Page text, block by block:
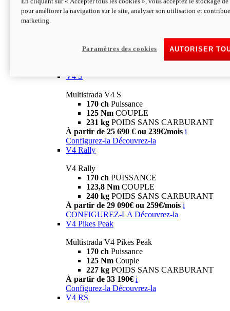
V4
229 KgPOIDS SANS CARBURANT
V4 S
Multistrada V4 S
170 ch Puissance
125 Nm COUPLE
231 kg POIDS SANS CARBURANT
À partir de 25 690 € ou 239€/mois i
Configurez-la Découvrez-la
V4 Rally
V4 Rally
170 ch PUISSANCE
123,8 Nm COUPLE
240 kg POIDS SANS CARBURANT
À partir de 29 090€ ou 259€/mois i
CONFIGUREZ-LA Découvrez-la
V4 Pikes Peak
Multistrada V4 Pikes Peak
170 ch Puissance
125 Nm Couple
227 kg POIDS SANS CARBURANT
À partir de 33 190€ i
Configurez-la Découvrez-la
V4 RS
pour améliorer la navigation sur le site, analyser son utilisation et
marketing.
AUTORISER
Paramètres des cookies